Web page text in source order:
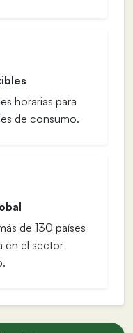
horarias para
de consumo.
de 130 países
en el sector